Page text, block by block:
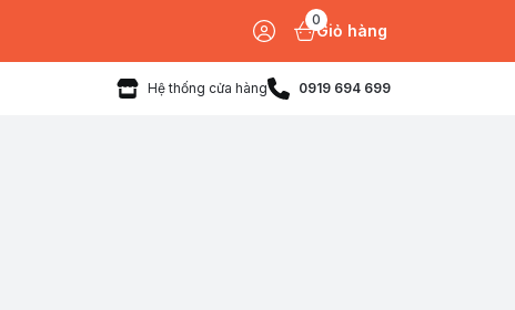
0
Giỏ hàng
Hệ thống cửa hàng 0919 694 699